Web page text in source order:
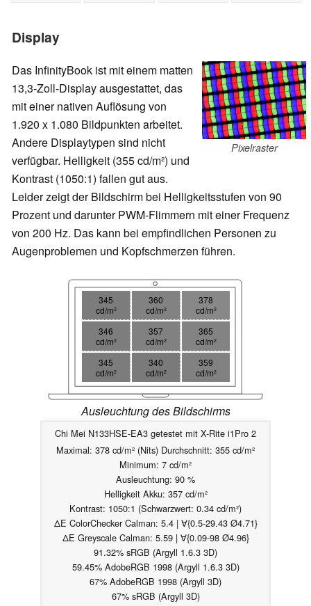
Display
Pixelraster
Das InfinityBook ist mit einem matten
13,3-Zoll-Display ausgestattet, das
mit einer nativen Auflösung von
1.920 x 1.080 Bildpunkten arbeitet.
Andere Displaytypen sind nicht
verfügbar. Helligkeit (355 cd/m²) und
Kontrast (1050:1) fallen gut aus.
Leider zeigt der Bildschirm bei Helligkeitsstufen von 90
Prozent und darunter PWM-Flimmern mit einer Frequenz
von 200 Hz. Das kann bei empfindlichen Personen zu
Augenproblemen und Kopfschmerzen führen.
345
cd/m²
360
cd/m²
378
cd/m²
346
cd/m²
357
cd/m²
365
cd/m²
345
cd/m²
340
cd/m²
359
cd/m²
Ausleuchtung des Bildschirms
Chi Mei N133HSE-EA3 getestet mit X-Rite i1Pro 2
Maximal: 378 cd/m² (Nits) Durchschnitt: 355 cd/m²
Minimum: 7 cd/m²
Ausleuchtung: 90 %
Helligkeit Akku: 357 cd/m²
Kontrast: 1050:1 (Schwarzwert: 0.34 cd/m²)
ΔE ColorChecker Calman: 5.4 | ∀{0.5-29.43 Ø4.71}
ΔE Greyscale Calman: 5.59 | ∀{0.09-98 Ø4.96}
91.32% sRGB (Argyll 1.6.3 3D)
59.45% AdobeRGB 1998 (Argyll 1.6.3 3D)
67% AdobeRGB 1998 (Argyll 3D)
67% sRGB (Argyll 3D)